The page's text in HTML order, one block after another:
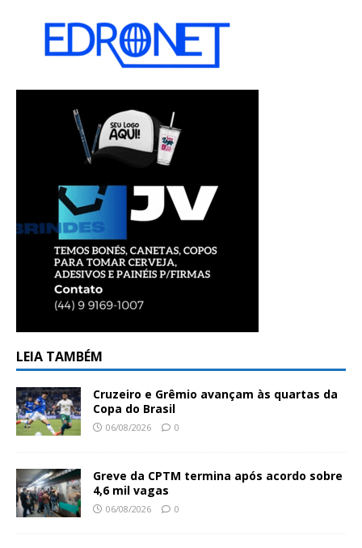
LEIA TAMBÉM
Cruzeiro e Grêmio avançam às quartas da
Copa do Brasil
06/08/2026 0
Greve da CPTM termina após acordo sobre
4,6 mil vagas
06/08/2026 0